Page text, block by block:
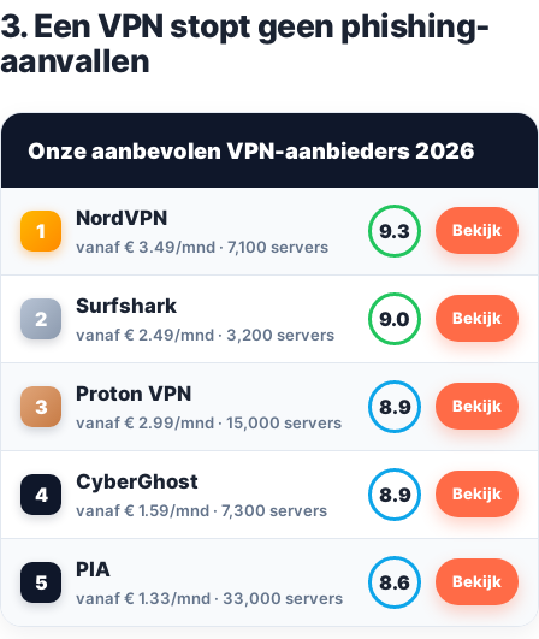
3. Een VPN stopt geen phishing-
aanvallen
Onze aanbevolen VPN-aanbieders 2026
1
NordVPN
vanaf € 3.49/mnd · 7,100 servers
9.3 Bekijk
2
Surfshark
vanaf € 2.49/mnd · 3,200 servers
9.0 Bekijk
3
Proton VPN
vanaf € 2.99/mnd · 15,000 servers
8.9 Bekijk
4
CyberGhost
vanaf € 1.59/mnd · 7,300 servers
8.9 Bekijk
5
PIA
vanaf € 1.33/mnd · 33,000 servers
8.6 Bekijk